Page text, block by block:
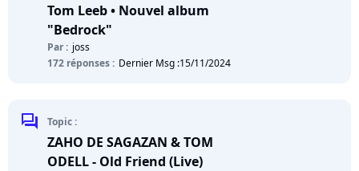
Tom Leeb • Nouvel album
"Bedrock"
Par : joss
172 réponses : Dernier Msg :15/11/2024
chat Topic :
ZAHO DE SAGAZAN & TOM
ODELL - Old Friend (Live)